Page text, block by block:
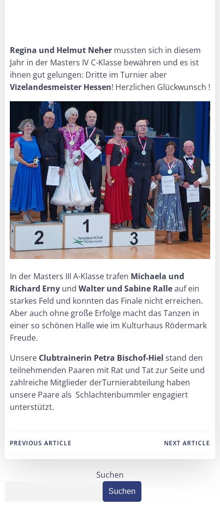
Regina und Helmut Neher mussten sich in diesem
Jahr in der Masters IV C-Klasse bewähren und es ist
ihnen gut gelungen: Dritte im Turnier aber
Vizelandesmeister Hessen! Herzlichen Glückwunsch !
In der Masters III A-Klasse trafen Michaela und
Richard Erny und Walter und Sabine Ralleauf ein
starkes Feld und konnten das Finale nicht erreichen.
Aber auch ohne große Erfolge macht das Tanzen in
einer so schönen Halle wie im Kulturhaus Rödermark
Freude.
Unsere Clubtrainerin Petra Bischof-Hiel stand den
teilnehmenden Paaren mit Rat und Tat zur Seite und
zahlreiche Mitglieder derTurnierabteilung haben
unsere Paare als Schlachtenbummler engagiert
unterstützt.
Post
navigation
PREVIOUS ARTICLE
navigation
NEXT ARTICLE
Suchen
Suchen